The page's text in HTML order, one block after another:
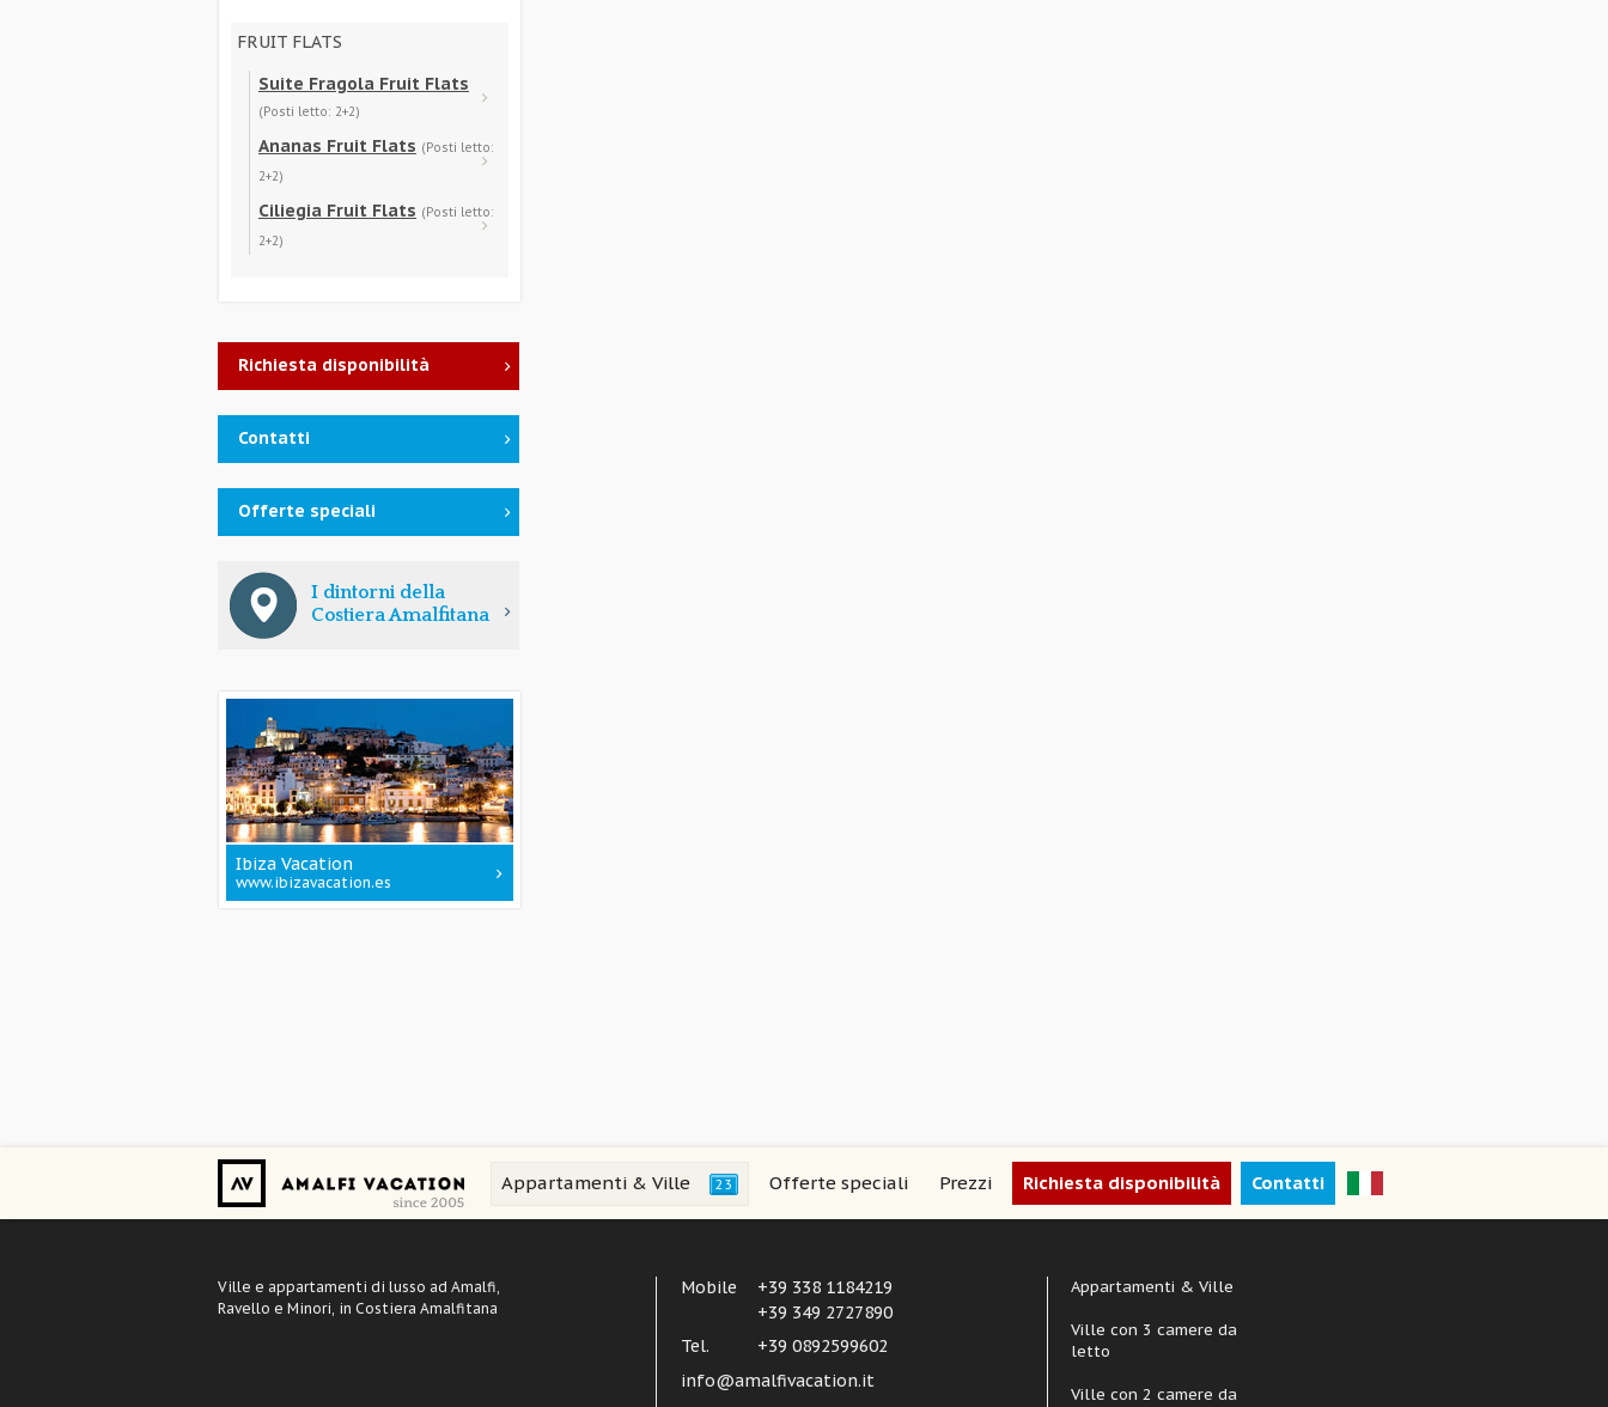
FRUIT FLATS
Suite Fragola Fruit Flats
(Posti letto: 2+2)
Ananas Fruit Flats (Posti letto:
2+2)
Ciliegia Fruit Flats (Posti letto:
2+2)
Richiesta disponibilità
Contatti
Offerte speciali
I dintorni della
Costiera Amalfitana
Ibiza Vacation
www.ibizavacation.es
Appartamenti & Ville 23 Offerte speciali Prezzi Richiesta disponibilità Contatti
Ville e appartamenti di lusso ad Amalfi,
Ravello e Minori, in Costiera Amalfitana
Mobile
+39 338 1184219
+39 349 2727890
Tel.
+39 0892599602
info@amalfivacation.it
Appartamenti & Ville
Ville con 3 camere da
letto
Ville con 2 camere da